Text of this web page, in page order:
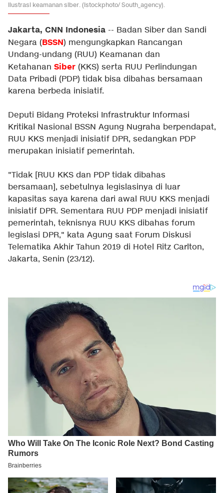
Ilustrasi keamanan siber. (Istockphoto/ South_agency).
Jakarta, CNN Indonesia -- Badan Siber dan Sandi
Negara (BSSN) mengungkapkan Rancangan
Undang-undang (RUU) Keamanan dan
Ketahanan Siber (KKS) serta RUU Perlindungan
Data Pribadi (PDP) tidak bisa dibahas bersamaan
karena berbeda inisiatif.
Deputi Bidang Proteksi Infrastruktur Informasi
Kritikal Nasional BSSN Agung Nugraha berpendapat,
RUU KKS menjadi inisiatif DPR, sedangkan PDP
merupakan inisiatif pemerintah.
"Tidak [RUU KKS dan PDP tidak dibahas
bersamaan], sebetulnya legislasinya di luar
kapasitas saya karena dari awal RUU KKS menjadi
inisiatif DPR. Sementara RUU PDP menjadi inisiatif
pemerintah, teknisnya RUU KKS dibahas forum
legislasi DPR," kata Agung saat Forum Diskusi
Telematika Akhir Tahun 2019 di Hotel Ritz Carlton,
Jakarta, Senin (23/12).